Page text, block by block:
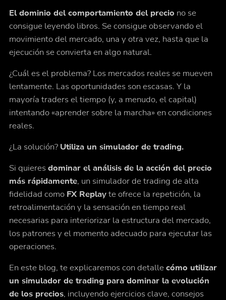
El dominio del comportamiento del precio no se
consigue leyendo libros. Se consigue observando el
movimiento del mercado, una y otra vez, hasta que la
ejecución se convierta en algo natural.
¿Cuál es el problema? Los mercados reales se mueven
lentamente. Las oportunidades son escasas. Y la
mayoría traders el tiempo (y, a menudo, el capital)
intentando «aprender sobre la marcha» en condiciones
reales.
¿La solución? Utiliza un simulador de trading.
Si quieres dominar el análisis de la acción del precio
más rápidamente, un simulador de trading de alta
fidelidad como FX Replayte ofrece la repetición, la
retroalimentación y la sensación en tiempo real
necesarias para interiorizar la estructura del mercado,
los patrones y el momento adecuado para ejecutar las
operaciones.
En este blog, te explicaremos con detalle cómo utilizar
un simulador de trading para dominar la evolución
de los precios, incluyendo ejercicios clave, consejos